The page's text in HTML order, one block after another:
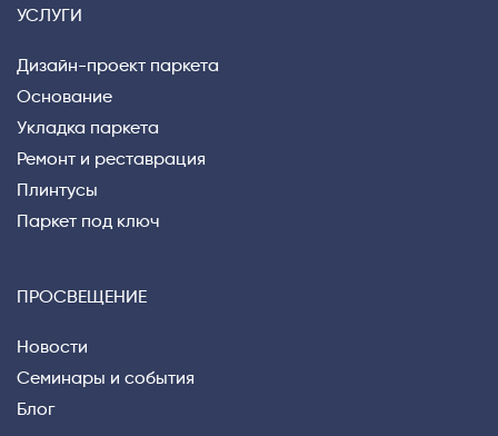
УСЛУГИ
Дизайн-проект паркета
Основание
Укладка паркета
Ремонт и реставрация
Плинтусы
Паркет под ключ
ПРОСВЕЩЕНИЕ
Новости
Семинары и события
Блог